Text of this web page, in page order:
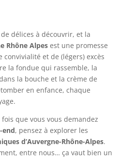
délices à découvrir, et la
Rhône Alpesest une promesse
convivialité et de (légers) excès
la fondue qui rassemble, la
la bouche et la crème de
en enfance, chaque
que vous vous demandez
end, pensez à explorer les
d’Auvergne-Rhône-Alpes.
entre nous… ça vaut bien un